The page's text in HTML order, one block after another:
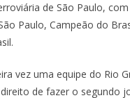
de São Paulo,
Paulo, Campeão do
vez uma equipe do Rio
de fazer o segundo